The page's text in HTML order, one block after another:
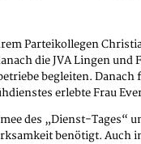
Parteikollegen
die JVA Lingen
begleiten.
erlebte Frau
des „Dienst-
benötigt. Auch